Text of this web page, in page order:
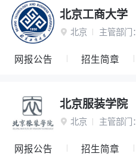
北京工商大学
 北京 主管部门：
网报公告 招生简章
北京服装学院
 北京 主管部门：
网报公告 招生简章